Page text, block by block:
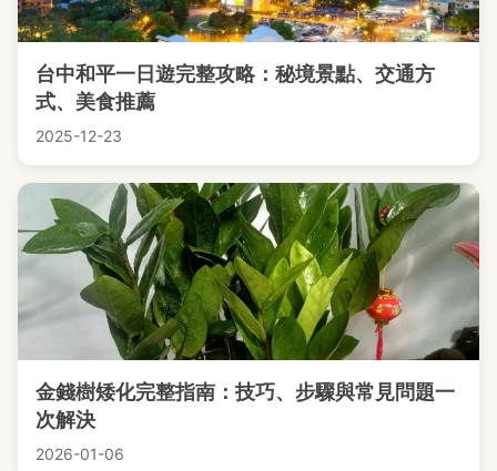
台中和平一日遊完整攻略：秘境景點、交通方
式、美食推薦
2025-12-23
金錢樹矮化完整指南：技巧、步驟與常見問題一
次解決
2026-01-06